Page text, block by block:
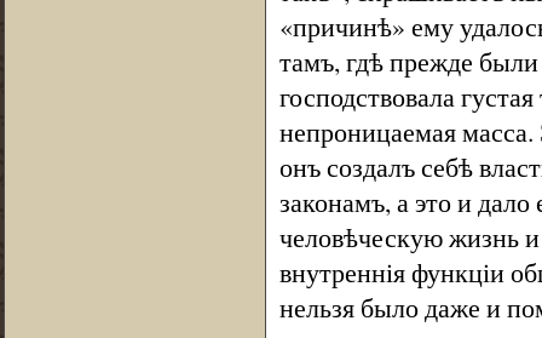
«причинѣ» ему
тамъ, гдѣ прежде
господствовала
непроницаемая
онъ создалъ себѣ
законамъ, а это и
человѣческую жизнь
внутреннія функціи
нельзя было даже и